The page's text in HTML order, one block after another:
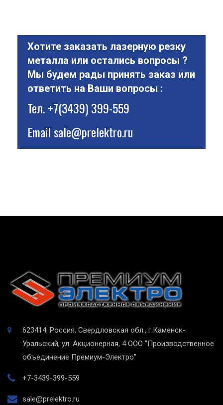
Хотите заказать лазерную резку
металла или остались вопросы ?
Мы будем рады принять заказ или
ответить на Ваши вопросы :
Тел.+7(3439) 399-559
Emailsale@prelektro.ru
623414, Россия, Свердловская обл., г.Каменск-
Уральский, ул. Акционерная, 4 ООО "Производственное
объединение Премиум-Электро"
+7-3439-399-559
sale@prelektro.ru